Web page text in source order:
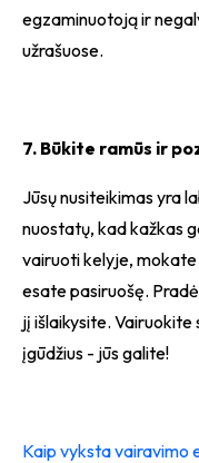
egzaminuotoją ir
užrašuose.
7. Būkite ramūs ir
Jūsų nusiteikimas yra
nuostatų, kad kažkas
vairuoti kelyje,
esate pasiruošę.
jį išlaikysite. Vairuokite
įgūdžius - jūs galite!
Kaip vyksta vairavimo